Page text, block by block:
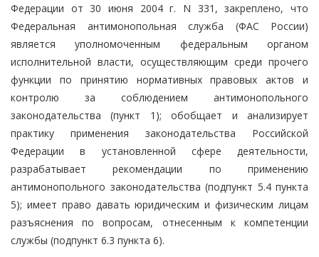
Федерации от 30 июня 2004 г. N 331, закреплено, что
Федеральная антимонопольная служба (ФАС России)
является уполномоченным федеральным органом
исполнительной власти, осуществляющим среди прочего
функции по принятию нормативных правовых актов и
контролю за соблюдением антимонопольного
законодательства (пункт 1); обобщает и анализирует
практику применения законодательства Российской
Федерации в установленной сфере деятельности,
разрабатывает рекомендации по применению
антимонопольного законодательства (подпункт 5.4 пункта
5); имеет право давать юридическим и физическим лицам
разъяснения по вопросам, отнесенным к компетенции
службы (подпункт 6.3 пункта 6).